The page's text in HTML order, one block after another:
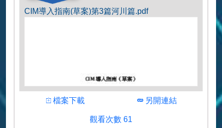
CIM導入指南(草案)第3篇河川篇.pdf
下載
檔案下載 下載
另開連結
觀看次數 61